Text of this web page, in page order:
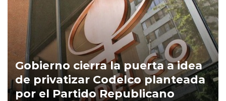
Gobierno cierra la puerta a idea
de privatizar Codelco planteada
por el Partido Republicano